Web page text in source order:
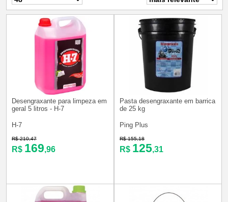
Desengraxante para limpeza em
geral 5 litros - H-7
H-7
R$ 210,47
R$ 169,96
Pasta desengraxante em barrica
de 25 kg
Ping Plus
R$ 155,18
R$ 125,31